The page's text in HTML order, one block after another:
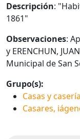
Descripción:
1861"
Observaciones:
y ERENCHUN,
Municipal de San
Grupo(s):
Casas y
Casares,